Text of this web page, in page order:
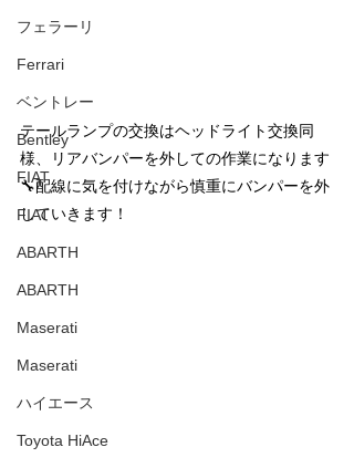
フェラーリ
Ferrari
ベントレー
Bentley
FIAT
FIAT
ABARTH
ABARTH
Maserati
Maserati
ハイエース
Toyota HiAce
テールランプの交換はヘッドライト交換同
様、リアバンパーを外しての作業になります
🔧配線に気を付けながら慎重にバンパーを外
していきます！